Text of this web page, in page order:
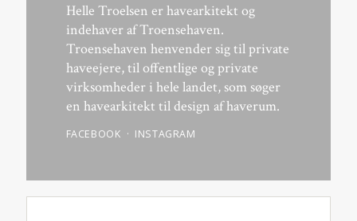
Helle Troelsen er havearkitekt og
indehaver af Troensehaven.
Troensehaven henvender sig til private
haveejere, til offentlige og private
virksomheder i hele landet, som søger
en havearkitekt til design af haverum.
FACEBOOK INSTAGRAM